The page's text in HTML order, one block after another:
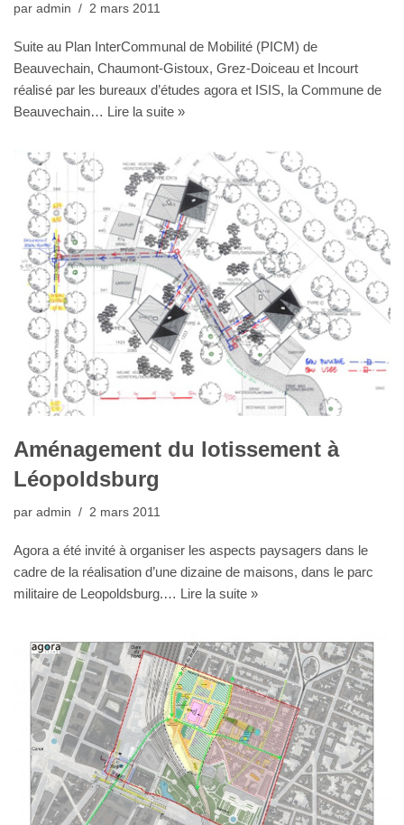
par admin 2 mars 2011
Suite au Plan InterCommunal de Mobilité (PICM) de
Beauvechain, Chaumont-Gistoux, Grez-Doiceau et Incourt
réalisé par les bureaux d’études agora et ISIS, la Commune de
Beauvechain… Lire la suite »
Aménagement du lotissement à
Léopoldsburg
par admin 2 mars 2011
Agora a été invité à organiser les aspects paysagers dans le
cadre de la réalisation d’une dizaine de maisons, dans le parc
militaire de Leopoldsburg.… Lire la suite »